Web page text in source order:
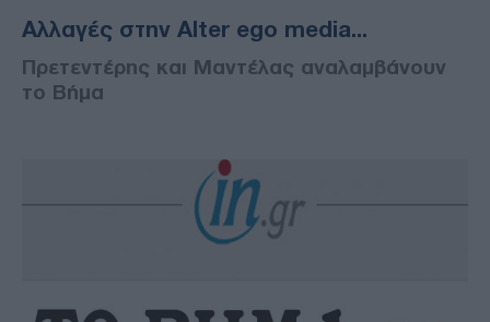
Αλλαγές στην Alter ego media...
Πρετεντέρης και Μαντέλας αναλαμβάνουν
το Βήμα